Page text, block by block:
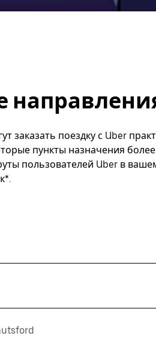
заказать поездку с Uber
пункты назначения
пользователей Uber в